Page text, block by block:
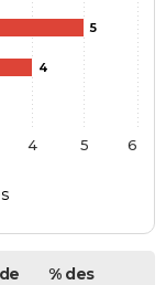
5
4
4 5 6
% des